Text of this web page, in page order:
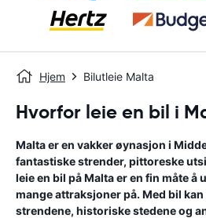
Hjem Bilutleie Malta
Hvorfor leie en bil i
Malta er en vakker øynasjon i
fantastiske strender, pittoreske
leie en bil på Malta er en fin måte å
mange attraksjoner på. Med bil
strendene, historiske stedene og